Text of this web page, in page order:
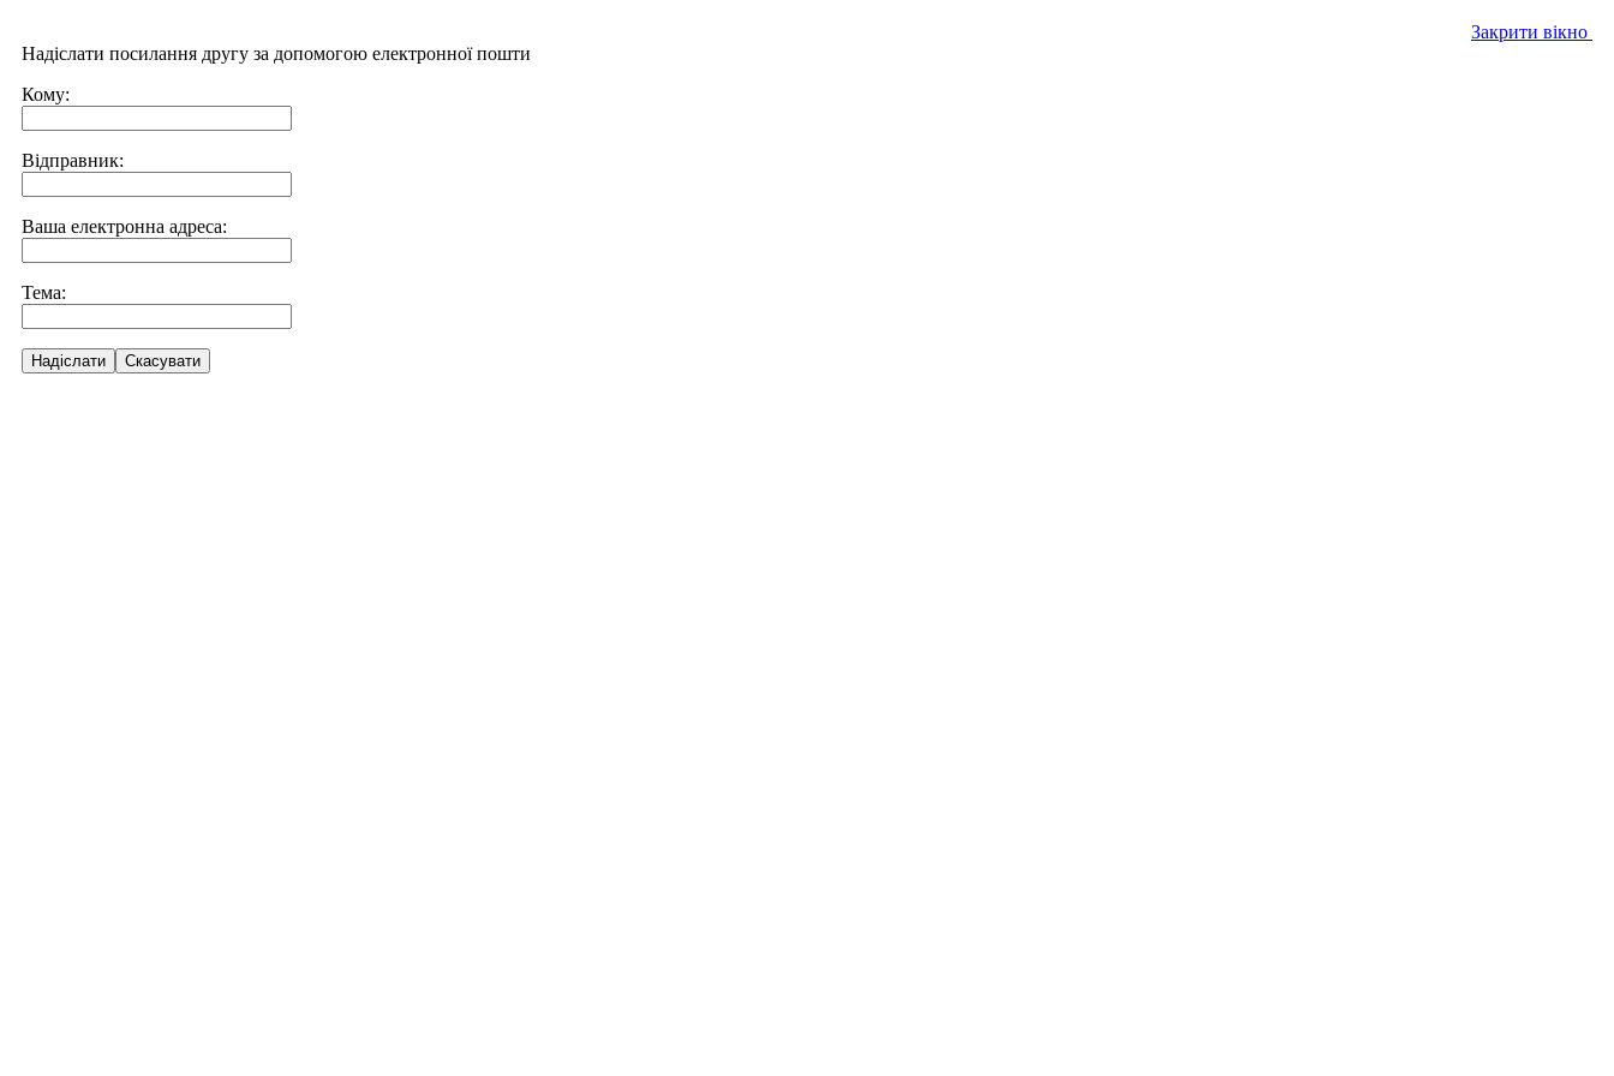
Закрити вікно
Надіслати посилання другу за допомогою електронної пошти
Кому:
Відправник:
Ваша електронна адреса:
Тема:
Надіслати Скасувати